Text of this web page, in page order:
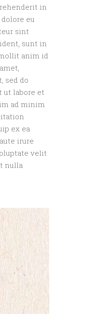
in
eu
sint
sunt in
anim id
sed do
ut labore et
ad minim
ex ea
irure
velit
nulla